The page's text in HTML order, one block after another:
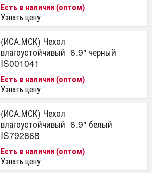
Есть в наличии (оптом)
Узнать цену
(ИСА.МСК) Чехол
влагоустойчивый 6.9" черный
IS001041
Есть в наличии (оптом)
Узнать цену
(ИСА.МСК) Чехол
влагоустойчивый 6.9" белый
IS792868
Есть в наличии (оптом)
Узнать цену